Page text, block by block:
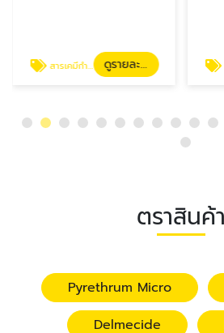
สารเคมีกำจัดแมลง ดูรายละเอียด
ตราสินค้า
Pyrethrum Micro
Delmecide